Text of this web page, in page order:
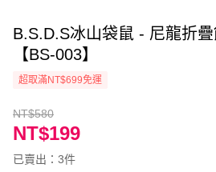
B.S.D.S冰山袋鼠 - 尼龍折
【BS-003】
超取滿NT$699免運
NT$580
NT$199
已賣出：3件